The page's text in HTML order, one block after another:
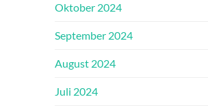
Oktober 2024
September 2024
August 2024
Juli 2024